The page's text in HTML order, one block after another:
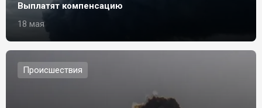
Выплатят компенсацию
18 мая
Происшествия